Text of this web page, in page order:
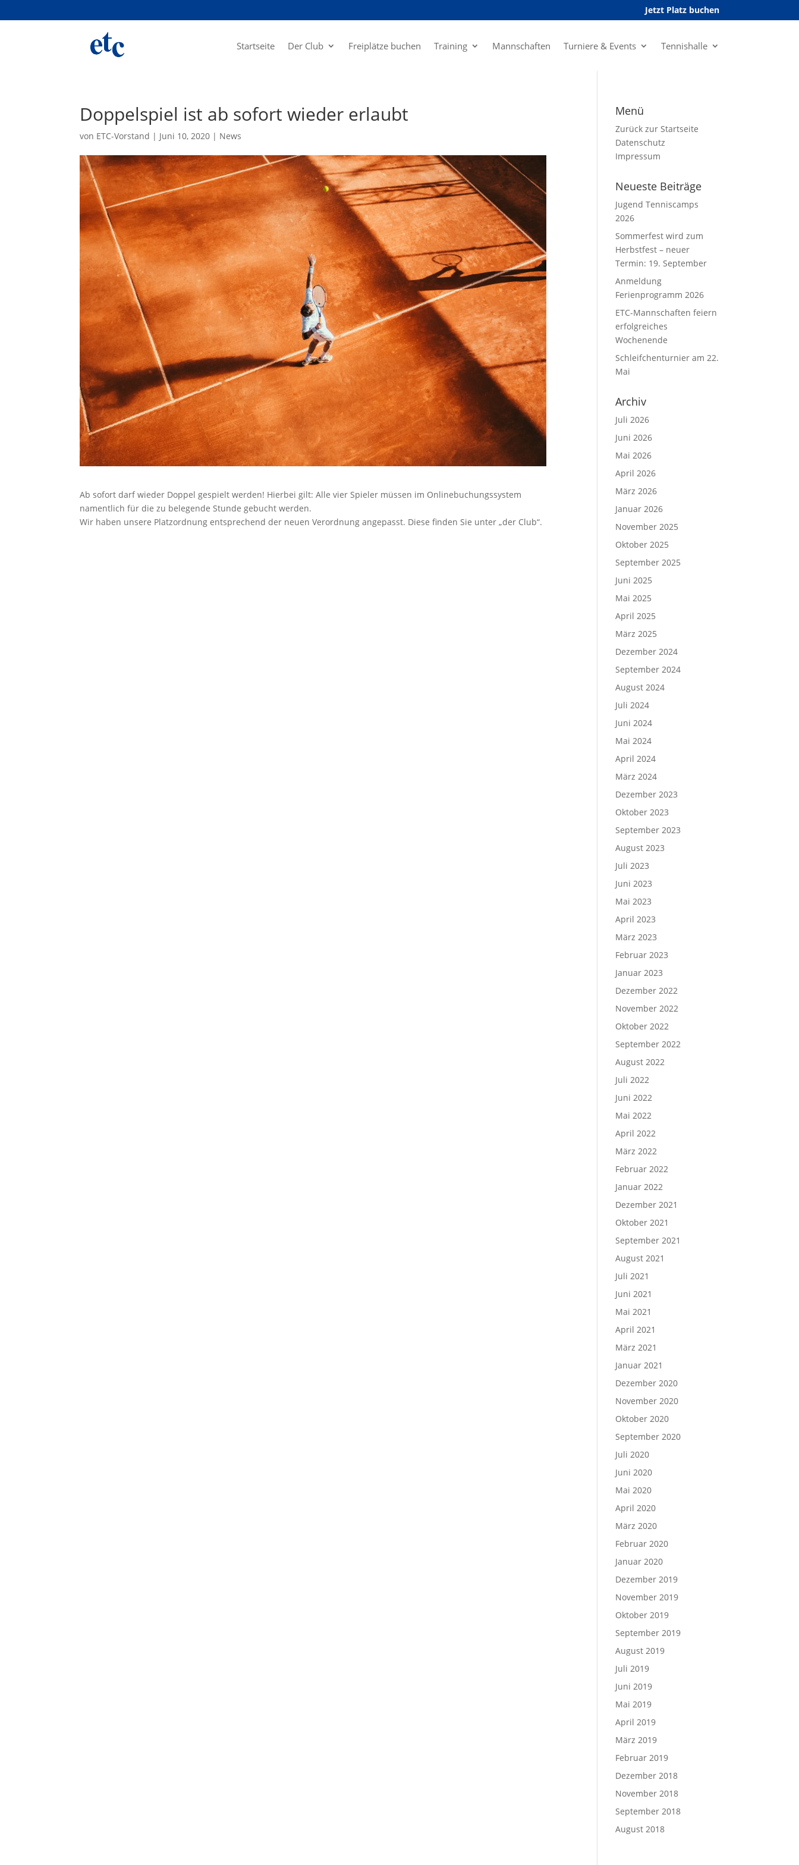
Jetzt Platz buchen
Startseite Der Club Freiplätze buchen Training Mannschaften Turniere & Events Tennishalle
Doppelspiel ist ab sofort wieder erlaubt
von ETC-Vorstand | Juni 10, 2020 | News
Ab sofort darf wieder Doppel gespielt werden! Hierbei gilt: Alle vier Spieler müssen im Onlinebuchungssystem
namentlich für die zu belegende Stunde gebucht werden.
Wir haben unsere Platzordnung entsprechend der neuen Verordnung angepasst. Diese finden Sie unter „der Club“.
Menü
Zurück zur Startseite
Datenschutz
Impressum
Neueste Beiträge
Jugend Tenniscamps
2026
Sommerfest wird zum
Herbstfest – neuer
Termin: 19. September
Anmeldung
Ferienprogramm 2026
ETC-Mannschaften feiern
erfolgreiches
Wochenende
Schleifchenturnier am 22.
Mai
Archiv
Juli 2026
Juni 2026
Mai 2026
April 2026
März 2026
Januar 2026
November 2025
Oktober 2025
September 2025
Juni 2025
Mai 2025
April 2025
März 2025
Dezember 2024
September 2024
August 2024
Juli 2024
Juni 2024
Mai 2024
April 2024
März 2024
Dezember 2023
Oktober 2023
September 2023
August 2023
Juli 2023
Juni 2023
Mai 2023
April 2023
März 2023
Februar 2023
Januar 2023
Dezember 2022
November 2022
Oktober 2022
September 2022
August 2022
Juli 2022
Juni 2022
Mai 2022
April 2022
März 2022
Februar 2022
Januar 2022
Dezember 2021
Oktober 2021
September 2021
August 2021
Juli 2021
Juni 2021
Mai 2021
April 2021
März 2021
Januar 2021
Dezember 2020
November 2020
Oktober 2020
September 2020
Juli 2020
Juni 2020
Mai 2020
April 2020
März 2020
Februar 2020
Januar 2020
Dezember 2019
November 2019
Oktober 2019
September 2019
August 2019
Juli 2019
Juni 2019
Mai 2019
April 2019
März 2019
Februar 2019
Dezember 2018
November 2018
September 2018
August 2018